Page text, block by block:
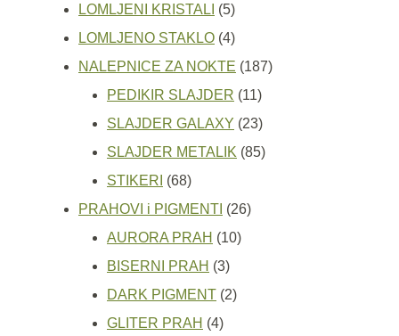
proizvoda
LOMLJENI KRISTALI 55
proizvoda
LOMLJENO STAKLO 44
proizvoda
NALEPNICE ZA NOKTE 187187
PEDIKIR SLAJDER 1111
proizvoda
SLAJDER GALAXY 2323
proizvoda
SLAJDER METALIK 8585
STIKERI 6868
proizvoda
PRAHOVI i PIGMENTI 2626
AURORA PRAH 1010
BISERNI PRAH 33
proizvoda
DARK PIGMENT 22
GLITER PRAH 44